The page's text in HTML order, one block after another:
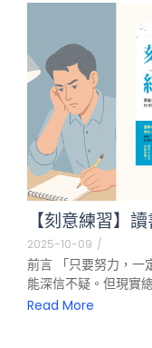
【刻意練習】
2025-10-09 /
前言 「只要努力，一
能深信不疑。但現實
Read More